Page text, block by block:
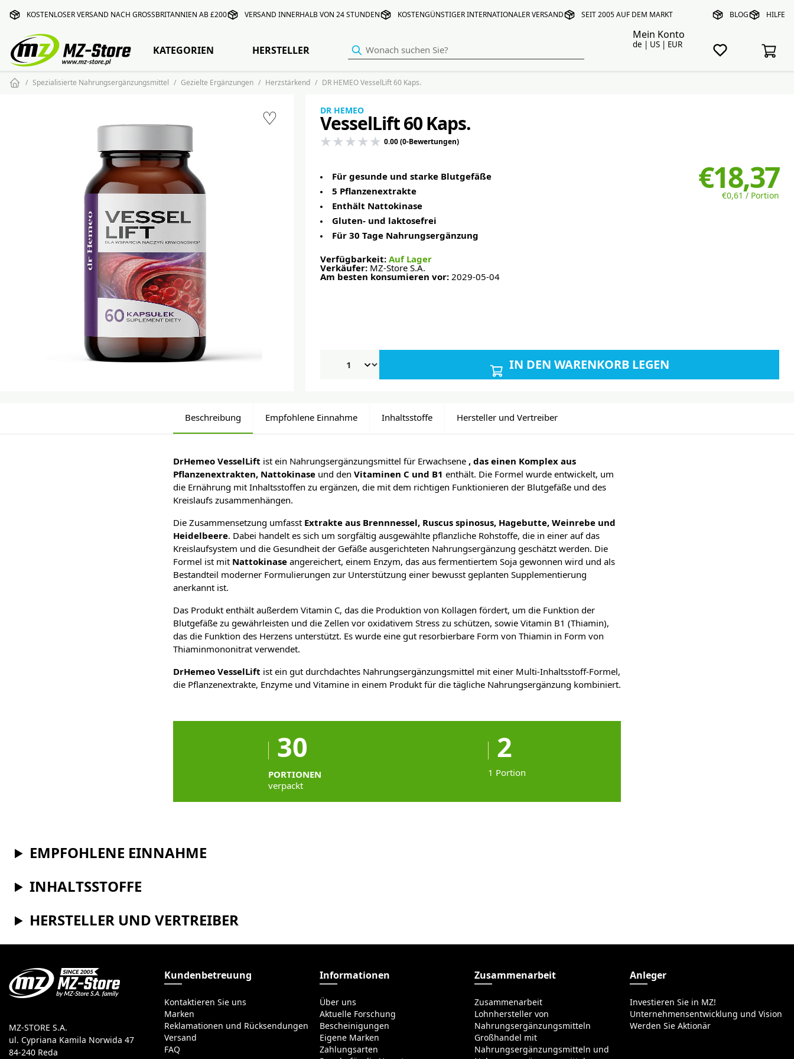
KOSTENLOSER VERSAND NACH GROSSBRITANNIEN AB £200 VERSAND INNERHALB VON 24 STUNDEN KOSTENGÜNSTIGER INTERNATIONALER VERSAND SEIT 2005 AUF DEM MARKT BLOG HILFE
Mein Konto
de | US | EUR
KATEGORIEN HERSTELLER
Spezialisierte Nahrungsergänzungsmittel Gezielte Ergänzungen Herzstärkend DR HEMEO VesselLift 60 Kaps.
♡ DR HEMEO
VesselLift 60 Kaps.
0.00 (0-Bewertungen)
€18,37
€0,61 / Portion
Für gesunde und starke Blutgefäße
5 Pflanzenextrakte
Enthält Nattokinase
Gluten- und laktosefrei
Für 30 Tage Nahrungsergänzung
Verfügbarkeit: Auf Lager
Verkäufer: MZ-Store S.A.
Am besten konsumieren vor: 2029-05-04
IN DEN WARENKORB LEGEN
Beschreibung Empfohlene Einnahme Inhaltsstoffe Hersteller und Vertreiber
DrHemeo VesselLift ist ein Nahrungsergänzungsmittel für Erwachsene , das einen Komplex aus
Pflanzenextrakten, Nattokinase und den Vitaminen C und B1 enthält. Die Formel wurde entwickelt, um
die Ernährung mit Inhaltsstoffen zu ergänzen, die mit dem richtigen Funktionieren der Blutgefäße und des
Kreislaufs zusammenhängen.
Die Zusammensetzung umfasst Extrakte aus Brennnessel, Ruscus spinosus, Hagebutte, Weinrebe und
Heidelbeere. Dabei handelt es sich um sorgfältig ausgewählte pflanzliche Rohstoffe, die in einer auf das
Kreislaufsystem und die Gesundheit der Gefäße ausgerichteten Nahrungsergänzung geschätzt werden. Die
Formel ist mit Nattokinase angereichert, einem Enzym, das aus fermentiertem Soja gewonnen wird und als
Bestandteil moderner Formulierungen zur Unterstützung einer bewusst geplanten Supplementierung
anerkannt ist.
Das Produkt enthält außerdem Vitamin C, das die Produktion von Kollagen fördert, um die Funktion der
Blutgefäße zu gewährleisten und die Zellen vor oxidativem Stress zu schützen, sowie Vitamin B1 (Thiamin),
das die Funktion des Herzens unterstützt. Es wurde eine gut resorbierbare Form von Thiamin in Form von
Thiaminmononitrat verwendet.
DrHemeo VesselLift ist ein gut durchdachtes Nahrungsergänzungsmittel mit einer Multi-Inhaltsstoff-Formel,
die Pflanzenextrakte, Enzyme und Vitamine in einem Produkt für die tägliche Nahrungsergänzung kombiniert.
30
PORTIONEN
verpackt
2
1 Portion
EMPFOHLENE EINNAHME
INHALTSSTOFFE
HERSTELLER UND VERTREIBER
MZ-STORE S.A.
ul. Cypriana Kamila Norwida 47
84-240 Reda
Kundenbetreuung
Kontaktieren Sie uns
Marken
Reklamationen und Rücksendungen
Versand
FAQ
Informationen
Über uns
Aktuelle Forschung
Bescheinigungen
Eigene Marken
Zahlungsarten
Zusammenarbeit
Zusammenarbeit
Lohnhersteller von
Nahrungsergänzungsmitteln
Großhandel mit
Nahrungsergänzungsmitteln und
Anleger
Investieren Sie in MZ!
Unternehmensentwicklung und Vision
Werden Sie Aktionär